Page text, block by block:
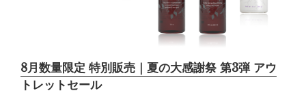
8月数量限定 特別販売｜夏の大感謝祭 第3弾 アウ
トレットセール